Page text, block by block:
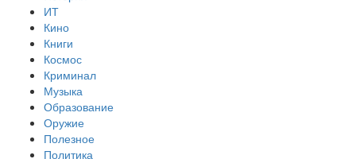
ИТ
Кино
Книги
Космос
Криминал
Музыка
Образование
Оружие
Полезное
Политика